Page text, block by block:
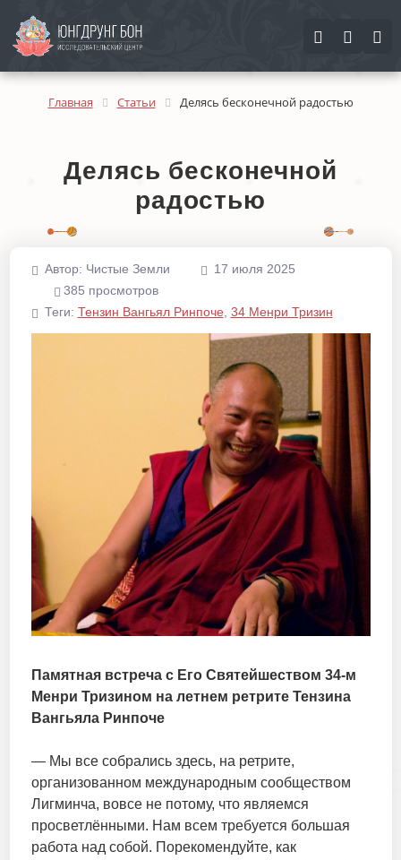
Найти
Найти
Закрыть
Главная Статьи Делясь бесконечной радостью
Делясь бесконечной
радостью
Автор: Чистые Земли
17 июля 2025
385 просмотров
Теги: Тензин Вангьял Ринпоче 34 Менри Тризин
Памятная встреча с Его Святейшеством 34-м
Менри Тризином на летнем ретрите Тензина
Вангьяла Ринпоче
— Мы все собрались здесь, на ретрите,
организованном международным сообществом
Лигминча, вовсе не потому, что являемся
просветлёнными. Нам всем требуется большая
работа над собой. Порекомендуйте, как